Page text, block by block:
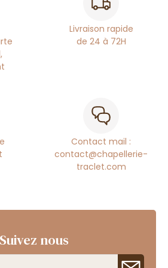
Livraison rapide
de 24 à 72H
Contact mail :
contact@chapellerie-
traclet.com
Suivez nous